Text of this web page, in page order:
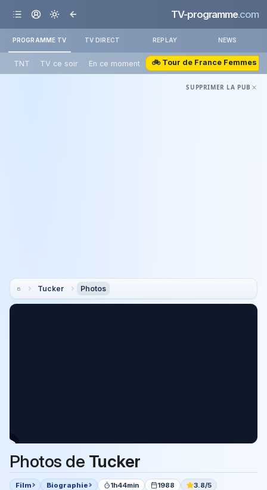
TV-programme.com
PROGRAMME TV TV DIRECT REPLAY NEWS
TNT TV ce soir En ce moment 🚲 Tour de France Femmes
SUPPRIMER LA PUB
Tucker Photos
Photos de Tucker
Film Biographie 1h44min 1988 3.8/5